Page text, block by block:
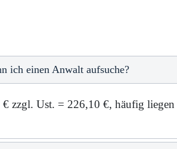
ich einen Anwalt aufsuche?
zzgl. Ust. = 226,10 €, häufig